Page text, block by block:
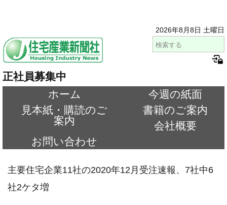
2026年8月8日 土曜日
正社員募集中
ホーム
今週の紙面
見本紙・購読のご
案内
書籍のご案内
会社概要
お問い合わせ
主要住宅企業11社の2020年12月受注速報、7社中6
社2ケタ増